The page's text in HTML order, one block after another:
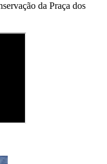
da Praça dos